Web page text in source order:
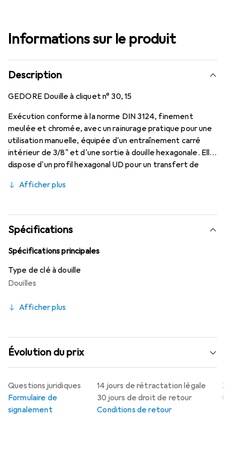
Informations sur le produit
Description
GEDORE Douille à cliquet n° 30, 15
Exécution conforme à la norme DIN 3124, finement
meulée et chromée, avec un rainurage pratique pour une
utilisation manuelle, équipée d'un entraînement carré
intérieur de 3/8" et d'une sortie à douille hexagonale. Elle
dispose d'un profil hexagonal UD pour un transfert de
Afficher plus
Spécifications
Spécifications principales
Type de clé à douille
Douilles
Afficher plus
Évolution du prix
14 jours de rétractation légale
30 jours de droit de retour
Conditions de retour
Questions juridiques
Formulaire de
signalement